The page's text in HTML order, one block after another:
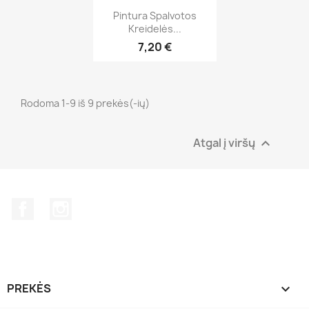
Greita peržiūra
Pintura Spalvotos
Kreidelės...
7,20 €
Rodoma 1-9 iš 9 prekės(-ių)
Atgal į viršų 
PREKĖS 